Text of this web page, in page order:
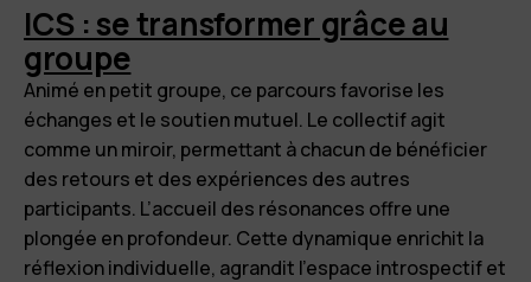
ICS : se transformer grâce au
groupe
Animé en petit groupe, ce parcours favorise les
échanges et le soutien mutuel. Le collectif agit
comme un miroir, permettant à chacun de bénéficier
des retours et des expériences des autres
participants. L’accueil des résonances offre une
plongée en profondeur. Cette dynamique enrichit la
réflexion individuelle, agrandit l’espace introspectif et